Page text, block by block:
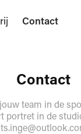
Contact
Contact
team in de
portret in de